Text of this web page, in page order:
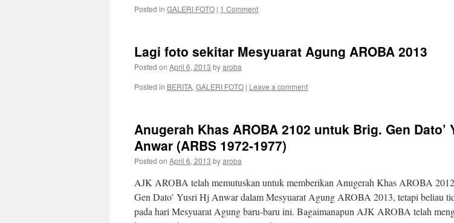
Posted in GALERI FOTO | 1 Comment
Lagi foto sekitar Mesyuarat Agung AROBA 2013
Posted on April 6, 2013 byaroba
Posted in BERITA, GALERI FOTO | Leave a comment
Anugerah Khas AROBA 2102 untuk Brig. Gen Dato’
Anwar (ARBS 1972-1977)
Posted on April 6, 2013 byaroba
AJK AROBA telah memutuskan untuk memberikan Anugerah Khas AROBA
Gen Dato’ Yusri Hj Anwar dalam Mesyuarat Agung AROBA 2013, tetapi beliau
pada hari Mesyuarat Agung baru-baru ini. Bagaimanapun AJK AROBA telah